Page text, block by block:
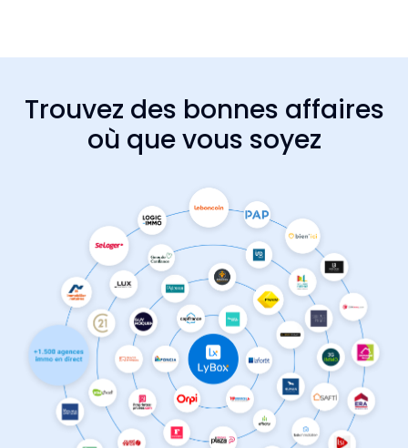
Trouvez des bonnes affaires
où que vous soyez